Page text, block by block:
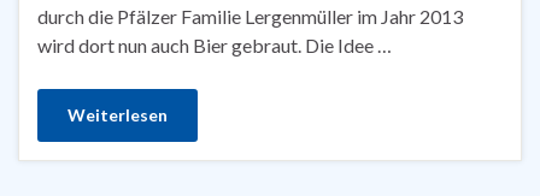
durch die Pfälzer Familie Lergenmüller im Jahr 2013
wird dort nun auch Bier gebraut. Die Idee …
Weiterlesen